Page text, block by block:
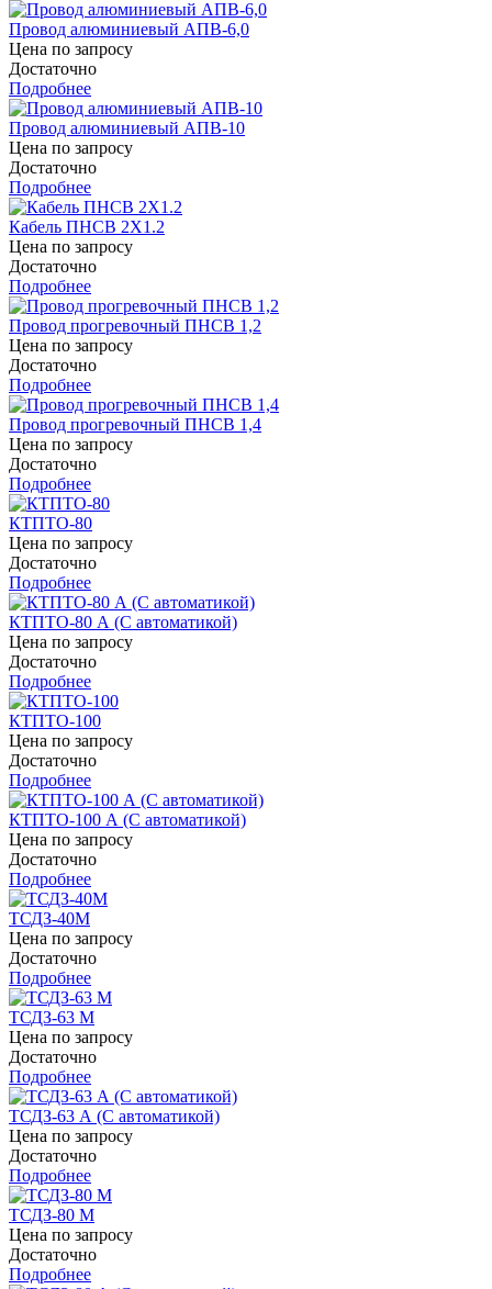
Провод алюминиевый АПВ-6,0
Цена по запросу
Достаточно
Подробнее
Провод алюминиевый АПВ-10
Цена по запросу
Достаточно
Подробнее
Кабель ПНСВ 2Х1.2
Цена по запросу
Достаточно
Подробнее
Провод прогревочный ПНСВ 1,2
Цена по запросу
Достаточно
Подробнее
Провод прогревочный ПНСВ 1,4
Цена по запросу
Достаточно
Подробнее
КТПТО-80
Цена по запросу
Достаточно
Подробнее
КТПТО-80 А (С автоматикой)
Цена по запросу
Достаточно
Подробнее
КТПТО-100
Цена по запросу
Достаточно
Подробнее
КТПТО-100 А (С автоматикой)
Цена по запросу
Достаточно
Подробнее
ТСДЗ-40М
Цена по запросу
Достаточно
Подробнее
ТСДЗ-63 М
Цена по запросу
Достаточно
Подробнее
ТСДЗ-63 А (С автоматикой)
Цена по запросу
Достаточно
Подробнее
ТСДЗ-80 М
Цена по запросу
Достаточно
Подробнее